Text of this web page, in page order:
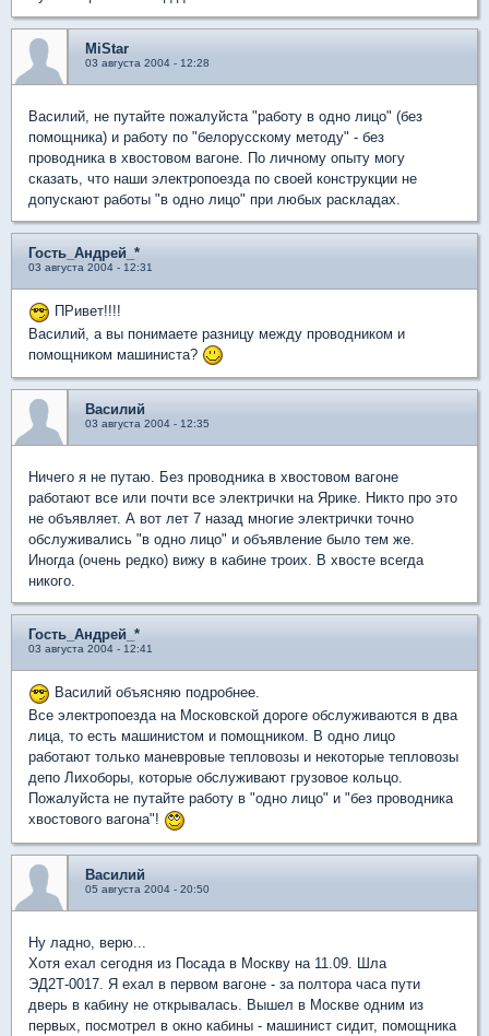
MiStar
03 августа 2004 - 12:28
Василий, не путайте пожалуйста "работу в одно лицо" (без
помощника) и работу по "белорусскому методу" - без
проводника в хвостовом вагоне. По личному опыту могу
сказать, что наши электропоезда по своей конструкции не
допускают работы "в одно лицо" при любых раскладах.
Гость_Андрей_*
03 августа 2004 - 12:31
ПРивет!!!!
Василий, а вы понимаете разницу между проводником и
помощником машиниста?
Василий
03 августа 2004 - 12:35
Ничего я не путаю. Без проводника в хвостовом вагоне
работают все или почти все электрички на Ярике. Никто про это
не объявляет. А вот лет 7 назад многие электрички точно
обслуживались "в одно лицо" и объявление было тем же.
Иногда (очень редко) вижу в кабине троих. В хвосте всегда
никого.
Гость_Андрей_*
03 августа 2004 - 12:41
Василий объясняю подробнее.
Все электропоезда на Московской дороге обслуживаются в два
лица, то есть машинистом и помощником. В одно лицо
работают только маневровые тепловозы и некоторые тепловозы
депо Лихоборы, которые обслуживают грузовое кольцо.
Пожалуйста не путайте работу в "одно лицо" и "без проводника
хвостового вагона"!
Василий
05 августа 2004 - 20:50
Ну ладно, верю...
Хотя ехал сегодня из Посада в Москву на 11.09. Шла
ЭД2Т-0017. Я ехал в первом вагоне - за полтора часа пути
дверь в кабину не открывалась. Вышел в Москве одним из
первых, посмотрел в окно кабины - машинист сидит, помощника